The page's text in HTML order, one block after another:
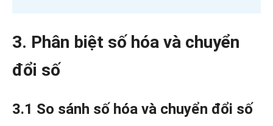
3. Phân biệt số hóa và chuyển
đổi số
3.1 So sánh số hóa và chuyển đổi số